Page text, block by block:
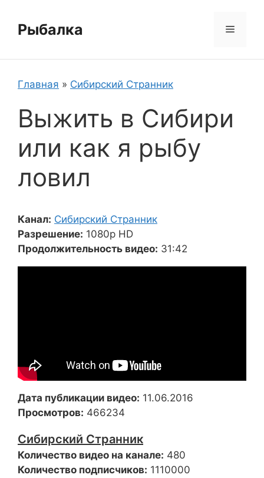
содержимому
Рыбалка Меню
Главная » Сибирский Странник
Выжить в Сибири
или как я рыбу
ловил
Канал: Сибирский Странник
Разрешение: 1080p HD
Продолжительность видео: 31:42
Дата публикации видео: 11.06.2016
Просмотров: 466234
Сибирский Странник
Количество видео на канале: 480
Количество подписчиков: 1110000